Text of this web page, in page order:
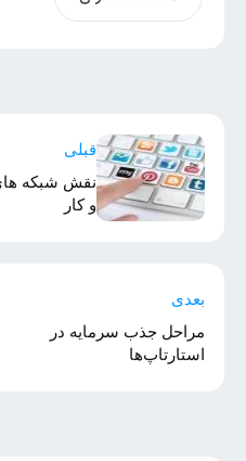
قبلی
نقش شبکه
و کار
بعدی
مراحل جذب سرمایه در
استارتاپ‌ها